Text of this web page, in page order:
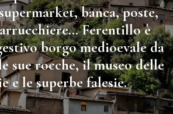
banca, poste,
Ferentillo è
borgo medioevale da
sue rocche, il museo delle
e le superbe falesie.